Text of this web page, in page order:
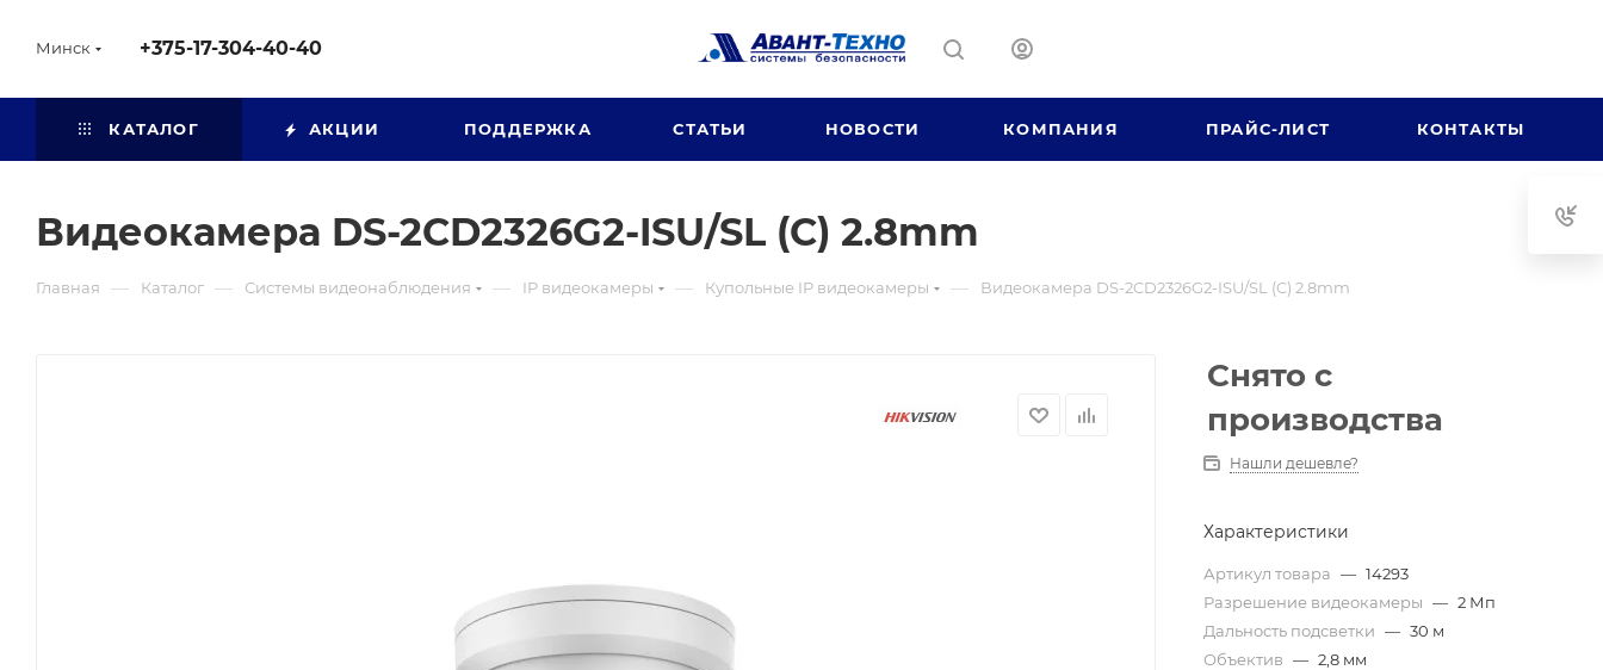
Минск +375-17-304-40-40
КАТАЛОГ АКЦИИ ПОДДЕРЖКА СТАТЬИ НОВОСТИ КОМПАНИЯ ПРАЙС-ЛИСТ КОНТАКТЫ
Видеокамера DS-2CD2326G2-ISU/SL (C) 2.8mm
Главная — Каталог — Системы видеонаблюдения — IP видеокамеры — Купольные IP видеокамеры — Видеокамера DS-2CD2326G2-ISU/SL (C) 2.8mm
Снято с
производства
Нашли дешевле?
Характеристики
Артикул товара — 14293
Разрешение видеокамеры — 2 Мп
Дальность подсветки — 30 м
Объектив — 2,8 мм